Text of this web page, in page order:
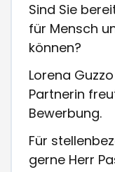
Sind Sie
für Mensch
können?
Lorena
Partnerin
Bewerbung.
Für
gerne Herr